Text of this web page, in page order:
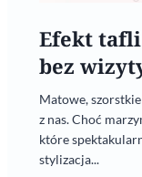
Efekt tafli
bez
Matowe,
z nas. Choć
które
stylizacja...